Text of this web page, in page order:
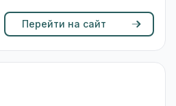
Перейти на сайт